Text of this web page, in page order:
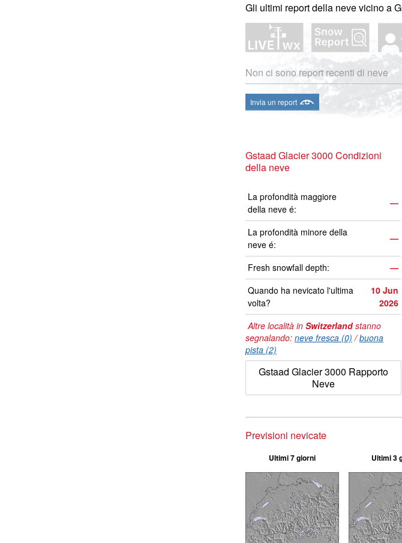
Gli ultimi report della neve vicino a
Non ci sono report recenti di neve
Invia un report
Gstaad Glacier 3000 Condizioni
della neve
La profondità maggiore
della neve é:
—
La profondità minore della
neve é:
—
Fresh snowfall depth:
—
Quando ha nevicato l'ultima
volta?
10 Jun
2026
Altre località in Switzerlandstanno
segnalando: neve fresca (0) /buona
pista (2)
Gstaad Glacier 3000 Rapporto
Neve
Previsioni nevicate
Ultimi 7 giorni Ultimi 3